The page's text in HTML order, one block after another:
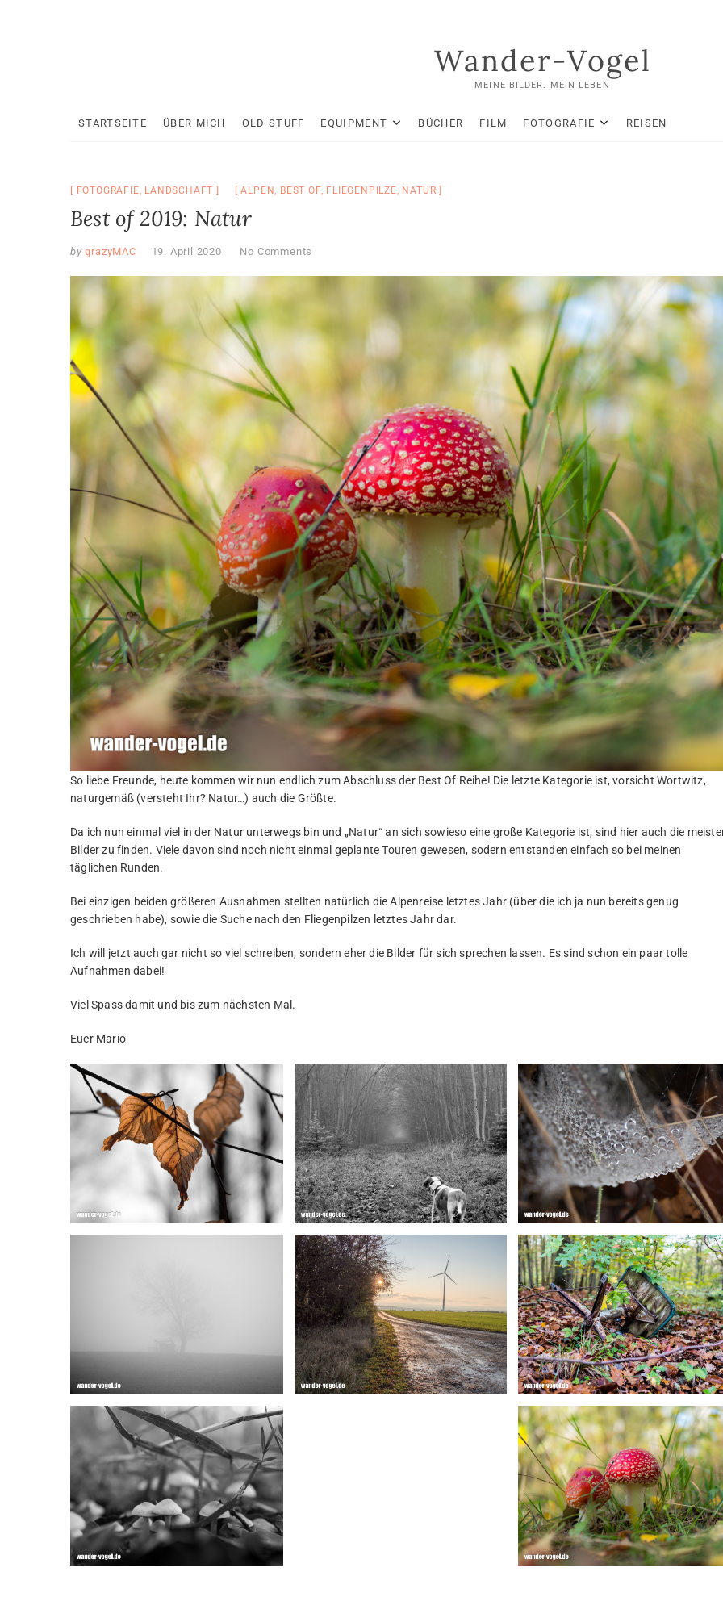
Wander-Vogel
MEINE BILDER. MEIN LEBEN
STARTSEITE ÜBER MICH OLD STUFF EQUIPMENT BÜCHER FILM FOTOGRAFIE REISEN
FOTOGRAFIE, LANDSCHAFT ALPEN, BEST OF, FLIEGENPILZE, NATUR
Best of 2019: Natur
by grazyMAC 19. April 2020 No Comments
So liebe Freunde, heute kommen wir nun endlich zum Abschluss der Best Of Reihe! Die letzte Kategorie ist, vorsicht Wortwitz,
naturgemäß (versteht Ihr? Natur…) auch die Größte.
Da ich nun einmal viel in der Natur unterwegs bin und „Natur“ an sich sowieso eine große Kategorie ist, sind hier auch die
Bilder zu finden. Viele davon sind noch nicht einmal geplante Touren gewesen, sodern entstanden einfach so bei meinen
täglichen Runden.
Bei einzigen beiden größeren Ausnahmen stellten natürlich die Alpenreise letztes Jahr (über die ich ja nun bereits genug
geschrieben habe), sowie die Suche nach den Fliegenpilzen letztes Jahr dar.
Ich will jetzt auch gar nicht so viel schreiben, sondern eher die Bilder für sich sprechen lassen. Es sind schon ein paar tolle
Aufnahmen dabei!
Viel Spass damit und bis zum nächsten Mal.
Euer Mario